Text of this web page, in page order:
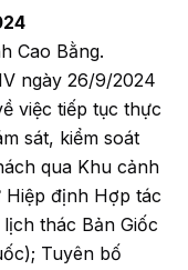
Cao Bằng.
ngày 26/9/2024
việc tiếp tục thực
sát, kiểm soát
qua Khu cảnh
Hiệp định Hợp tác
thác Bản Giốc
Tuyên bố